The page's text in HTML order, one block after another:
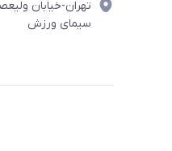
سیمای ورزش